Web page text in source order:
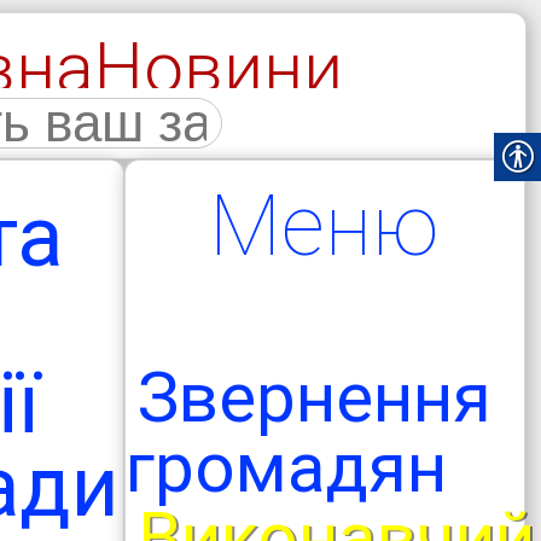
Новини
Меню
Звернення
громадян